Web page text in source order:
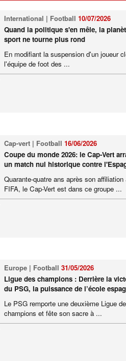
International | Football10/07/2026
Quand la politique s'en mêle, la
sport ne tourne plus rond
En modifiant la suspension d'un joueur
l'équipe de foot des ...
Cap-vert | Football16/06/2026
Coupe du monde 2026: le Cap-Vert
un match nul historique contre
Quarante-quatre ans après son affiliation
FIFA, le Cap-Vert est dans ce groupe ...
Europe | Football31/05/2026
Ligue des champions : Derrière la
du PSG, la puissance de l’école
Le PSG remporte une deuxième Ligue
champions et fête son sacre à ...